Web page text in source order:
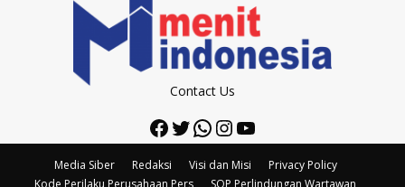
Contact Us
Facebook
Twitter
WhatsApp
Instagram
YouTube
Media Siber Redaksi Visi dan Misi
Privacy Policy
Kode Perilaku Perusahaan Pers
SOP Perlindungan Wartawan